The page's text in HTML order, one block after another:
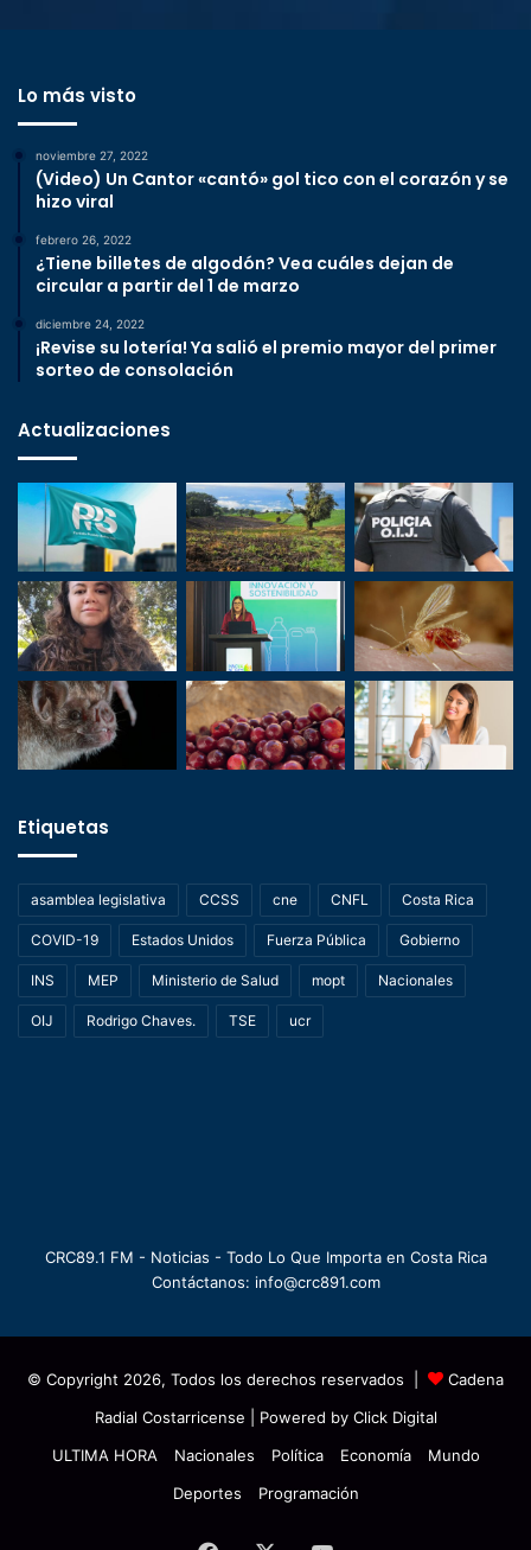
Lo más visto
noviembre 27, 2022
(Video) Un Cantor «cantó» gol tico con el corazón y se
hizo viral
febrero 26, 2022
¿Tiene billetes de algodón? Vea cuáles dejan de
circular a partir del 1 de marzo
diciembre 24, 2022
¡Revise su lotería! Ya salió el premio mayor del primer
sorteo de consolación
Actualizaciones
Etiquetas
asamblea legislativa CCSS cne CNFL Costa Rica
COVID-19 Estados Unidos Fuerza Pública Gobierno
INS MEP Ministerio de Salud mopt Nacionales
OIJ Rodrigo Chaves. TSE ucr
CRC89.1 FM - Noticias - Todo Lo Que Importa en Costa Rica
Contáctanos: info@crc891.com
© Copyright 2026, Todos los derechos reservados |
Cadena
Radial Costarricense | Powered by Click Digital
ULTIMA HORA
Nacionales Política Economía
Mundo
Deportes
Programación